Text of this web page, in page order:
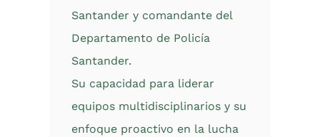
Santander y comandante del
Departamento de Policía
Santander.
Su capacidad para liderar
equipos multidisciplinarios y su
enfoque proactivo en la lucha